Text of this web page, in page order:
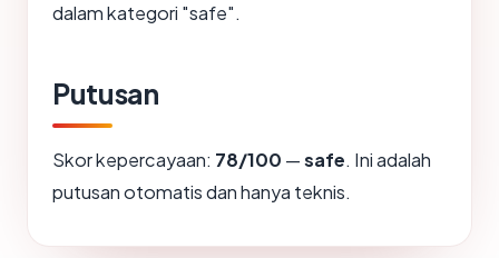
dalam kategori "safe".
Putusan
Skor kepercayaan: 78/100 —safe. Ini adalah
putusan otomatis dan hanya teknis.